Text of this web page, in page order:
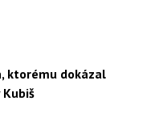
ktorému dokázal